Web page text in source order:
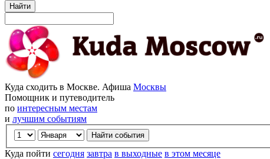
Найти
Куда сходить в Москве. Афиша Москвы
Помощник и путеводитель
по интересным местам
и лучшим событиям
Куда пойти сегодня завтра в выходные в этом месяце